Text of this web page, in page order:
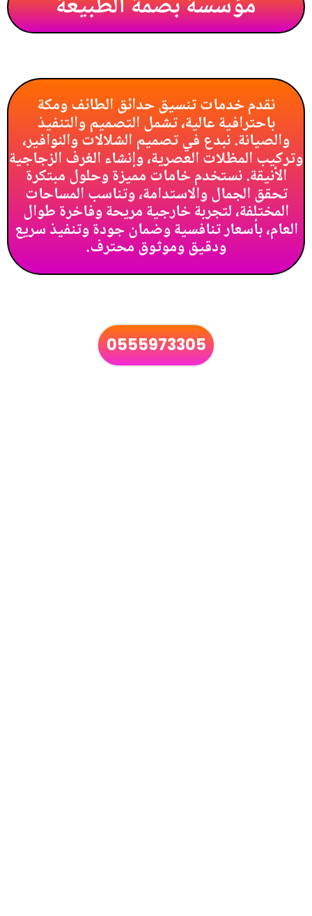
نقدم خدمات تنسيق حدائق الطائف ومكة
باحترافية عالية، تشمل التصميم والتنفيذ
والصيانة. نبدع في تصميم الشلالات والنوافير،
وتركيب المظلات العصرية، وإنشاء الغرف الزجاجية
الأنيقة. نستخدم خامات مميزة وحلول مبتكرة
تحقق الجمال والاستدامة، وتناسب المساحات
المختلفة، لتجربة خارجية مريحة وفاخرة طوال
العام، بأسعار تنافسية وضمان جودة وتنفيذ سريع
ودقيق وموثوق محترف.
0555973305